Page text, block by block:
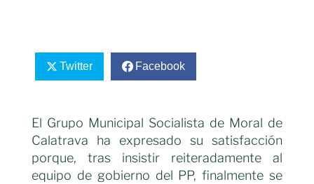
Twitter Facebook
El Grupo Municipal Socialista de Moral de
Calatrava ha expresado su satisfacción
porque, tras insistir reiteradamente al
equipo de gobierno del PP, finalmente se